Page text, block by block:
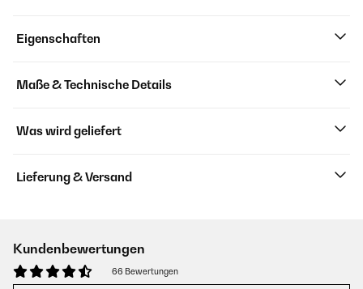
Eigenschaften
Maße & Technische Details
Was wird geliefert
Lieferung & Versand
Kundenbewertungen
66 Bewertungen